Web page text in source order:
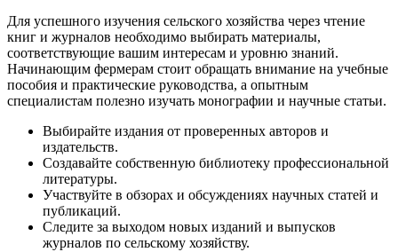
Для успешного изучения сельского хозяйства через чтение
книг и журналов необходимо выбирать материалы,
соответствующие вашим интересам и уровню знаний.
Начинающим фермерам стоит обращать внимание на учебные
пособия и практические руководства, а опытным
специалистам полезно изучать монографии и научные статьи.
Выбирайте издания от проверенных авторов и
издательств.
Создавайте собственную библиотеку профессиональной
литературы.
Участвуйте в обзорах и обсуждениях научных статей и
публикаций.
Следите за выходом новых изданий и выпусков
журналов по сельскому хозяйству.